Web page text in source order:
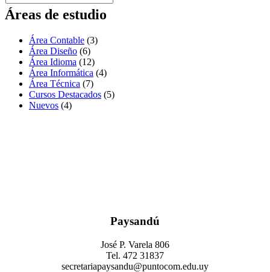
Áreas de estudio
Área Contable (3)
Área Diseño (6)
Área Idioma (12)
Área Informática (4)
Área Técnica (7)
Cursos Destacados (5)
Nuevos (4)
Paysandú
José P. Varela 806
Tel. 472 31837
secretariapaysandu@puntocom.edu.uy